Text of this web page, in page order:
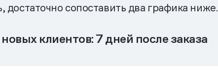
достаточно сопоставить два графика ниже.
клиентов: 7 дней после заказа